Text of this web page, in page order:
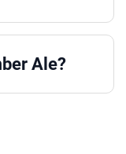
Ale?